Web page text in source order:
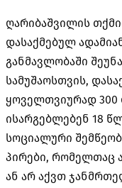
ღარიბაშვილის
დასაქმებულ
განმავლობაში
სამუშაოსთვის,
ყოველთვიურად 300
ისარგებლებენ 18
სოციალური
პირები, რომელთაც
ან არ აქვთ